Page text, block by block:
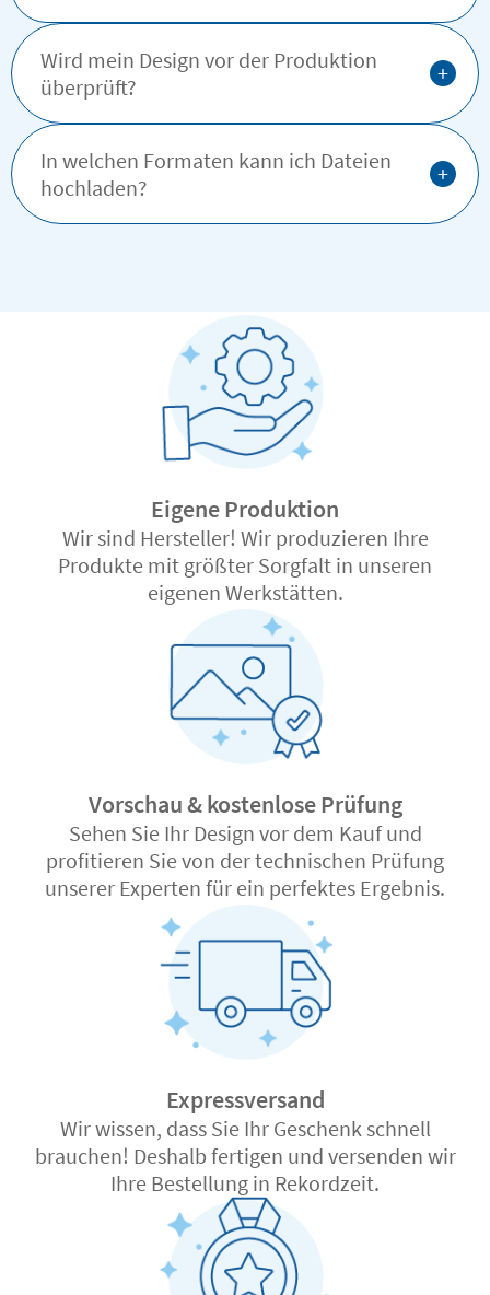
Wird mein Design vor der Produktion
überprüft?
+
In welchen Formaten kann ich Dateien
hochladen?
+
Eigene Produktion
Wir sind Hersteller! Wir produzieren Ihre
Produkte mit größter Sorgfalt in unseren
eigenen Werkstätten.
Vorschau & kostenlose Prüfung
Sehen Sie Ihr Design vor dem Kauf und
profitieren Sie von der technischen Prüfung
unserer Experten für ein perfektes Ergebnis.
Expressversand
Wir wissen, dass Sie Ihr Geschenk schnell
brauchen! Deshalb fertigen und versenden wir
Ihre Bestellung in Rekordzeit.